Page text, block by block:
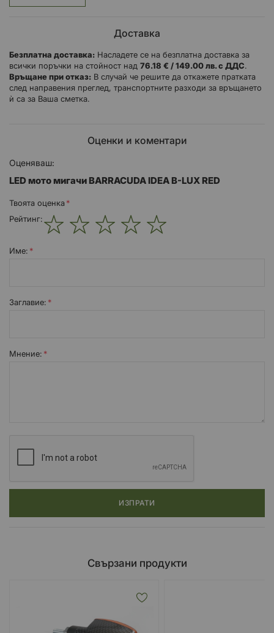
Те са част от серията BARRACUDA LUXURY PROJECT, наречена
IDEA се характеризират със
авангарден дизайн.
IDEA B-LUX се продават в комплект по два броя.
Доставка
Безплатна доставка: Насладете се на безплатна доставка за
всички поръчки на стойност над 76.18 € / 149.00 лв. с ДДС.
Връщане при отказ: В случай че решите да откажете пратката
след направения преглед, транспортните разходи за връщането
ѝ са за Ваша сметка.
Оценки и коментари
Оценяваш:
LED мото мигачи BARRACUDA IDEA B-LUX RED
Твоята оценка
Рейтинг:
Име:
Заглавиe:
Мнение:
ИЗПРАТИ
Свързани продукти